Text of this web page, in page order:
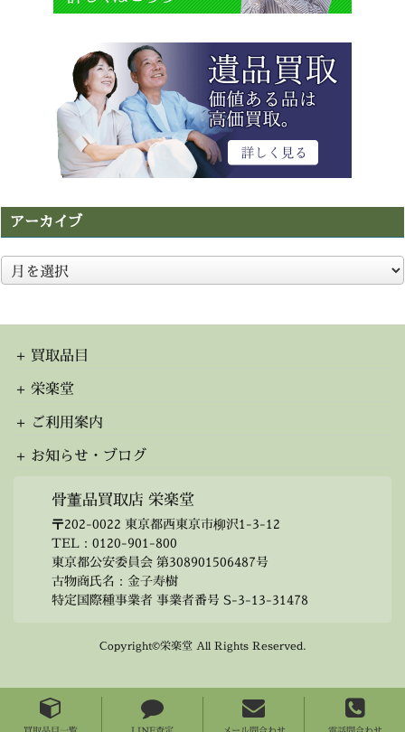
アーカイブ
ア
ー
イ
買取品目
栄楽堂
ご利用案内
お知らせ・ブログ
骨董品買取店 栄楽堂
〒202-0022 東京都西東京市柳沢1-3-12
TEL： 0120-901-800
東京都公安委員会 第308901506487号
古物商氏名：金子寿樹
特定国際種事業者 事業者番号 S-3-13-31478
Copyright©栄楽堂 All Rights Reserved.